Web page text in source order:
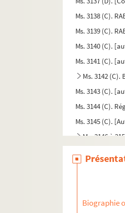
Ms. 3138 (C).
Ms. 3139 (C).
Ms. 3140 (C).
Ms. 3141 (C).
Ms. 3142 (C).
Ms. 3143 (C).
Ms. 3144 (C).
Ms. 3145 (C).
Ms. 3146 à
Biographie